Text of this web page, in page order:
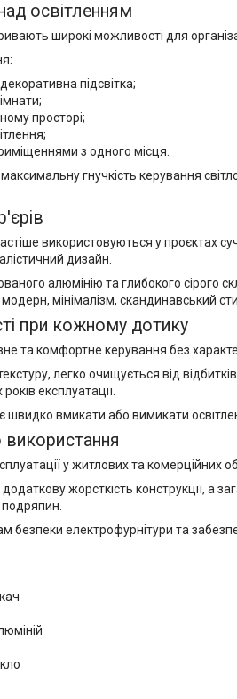
освітленням
широкі можливості для
підсвітка;
просторі;
з одного місця.
гнучкість керування
використовуються у проєктах
дизайн.
алюмінію та глибокого сірого
мінімалізм, скандинавський
при кожному дотику
та комфортне керування без
легко очищується від
експлуатації.
швидко вмикати або вимикати
використання
у житлових та комерційних
жорсткість конструкції, а
безпеки електрофурнітури та